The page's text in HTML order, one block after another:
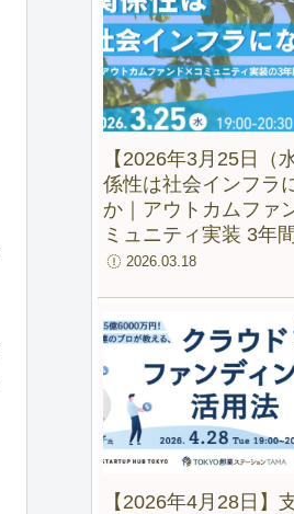
【2026年3月25日（
係性は社会インフラ
か｜アウトカムファ
ミュニティ実装 3年
実験から見えた変化
2026.03.18
【2026年4月28日】